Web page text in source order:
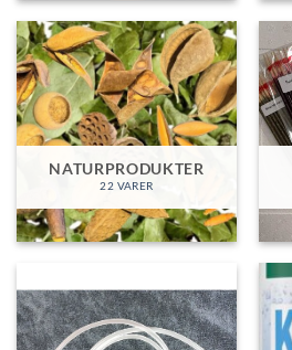
NATURPRODUKTER
22 VARER